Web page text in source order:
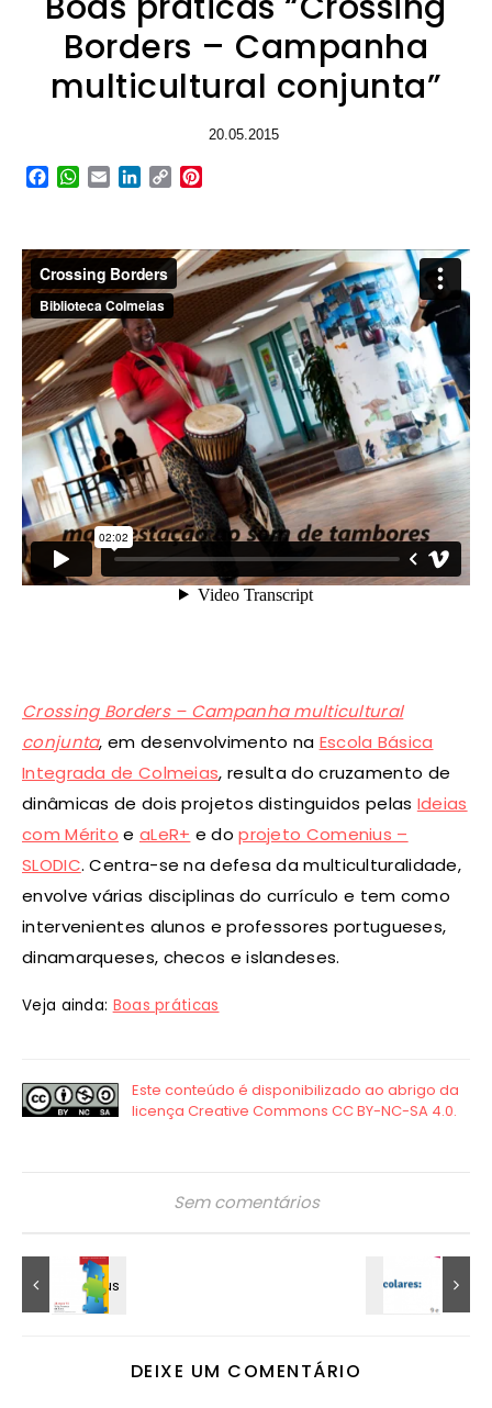
Borders – Campanha
multicultural conjunta”
20.05.2015
Facebook
WhatsApp
EmailLinkedIn
Copy
Crossing Borders – Campanha multicultural
conjunta, em desenvolvimento na Escola Básica
Integrada de Colmeias, resulta do cruzamento de
dinâmicas de dois projetos distinguidos pelas Ideias
com Mérito e aLeR+ e doprojeto Comenius –
SLODIC. Centra-se na defesa da multiculturalidade,
envolve várias disciplinas do currículo e tem como
intervenientes alunos e professores portugueses,
dinamarqueses, checos e islandeses.
Veja ainda: Boas práticas
Sem comentários
DEIXE UM COMENTÁRIO